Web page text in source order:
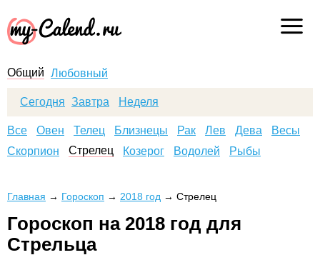
Общий Любовный
Сегодня Завтра Неделя
Все Овен Телец Близнецы Рак Лев Дева
Весы
Скорпион
Стрелец Козерог Водолей Рыбы
Главная → Гороскоп → 2018 год → Стрелец
Гороскоп на 2018 год для
Стрельца